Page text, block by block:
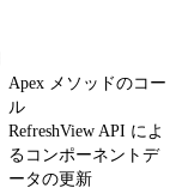
Apex メソッドのコー
ル
RefreshView API によ
るコンポーネントデ
ータの更新